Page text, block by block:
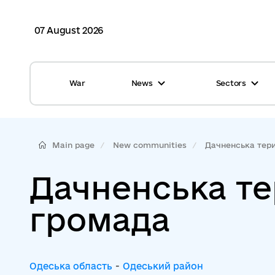
07 August 2026
War News
Glossary
Calendar
Photo
Tag Cloud
Sectors
Healthcare
ASC
Waste management
Main page New communities Дачненська
Дачненська
громада
Одеська область - Одеський район